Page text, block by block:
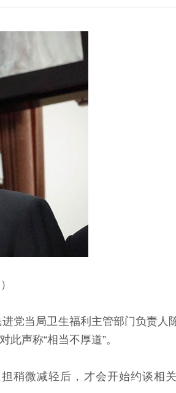
当局卫生福利主管部门负责人
声称“相当不厚道”。
微减轻后，才会开始约谈相